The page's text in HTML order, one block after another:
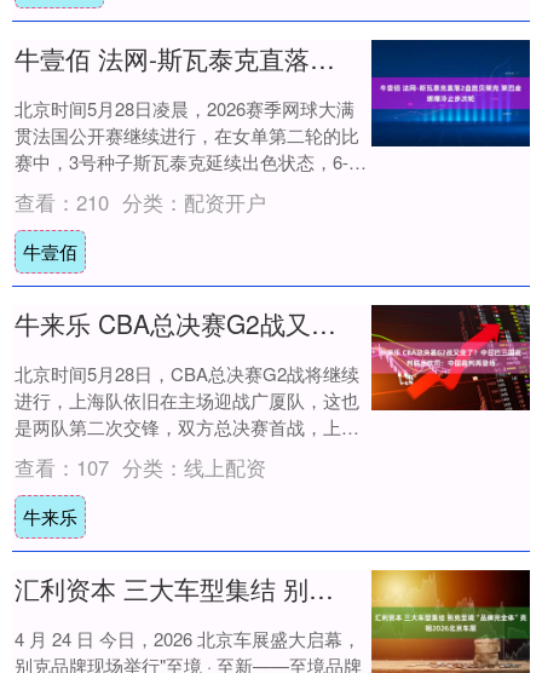
牛壹佰 法网-斯瓦泰克直落2盘胜贝莱克 莱巴金娜爆冷止步次轮
北京时间5月28日凌晨，2026赛季网球大满
贯法国公开赛继续进行，在女单第二轮的比
赛中，3号种子斯瓦泰克延续出色状态，6-
2/6-3轻取贝莱克，2号种子莱巴金娜....
查看： 210 分类： 配资开户
牛壹佰
牛来乐 CBA总决赛G2战又变了？中日巴三国裁判联手吹罚：中国裁判再登场
北京时间5月28日，CBA总决赛G2战将继续
进行，上海队依旧在主场迎战广厦队，这也
是两队第二次交锋，双方总决赛首战，上海
队在主场以11分的优势击败了广厦队，成
功....
查看： 107 分类： 线上配资
牛来乐
汇利资本 三大车型集结 别克至境“品牌完全体”亮相2026北京车展
4 月 24 日 今日，2026 北京车展盛大启幕，
别克品牌现场举行"至境 · 至新——至境品牌